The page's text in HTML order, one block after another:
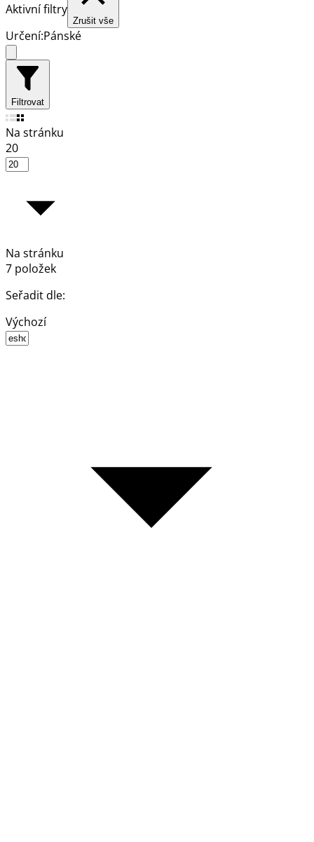
Aktivní filtry
Zrušit vše
Určení:Pánské
Filtrovat
Na stránku
20
Na stránku
7 položek
Seřadit dle:
Výchozí